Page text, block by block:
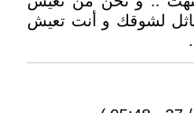
لشوقك و أنت تعيش